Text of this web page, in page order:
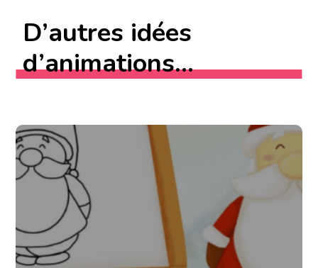
D’autres idées
d’animations...